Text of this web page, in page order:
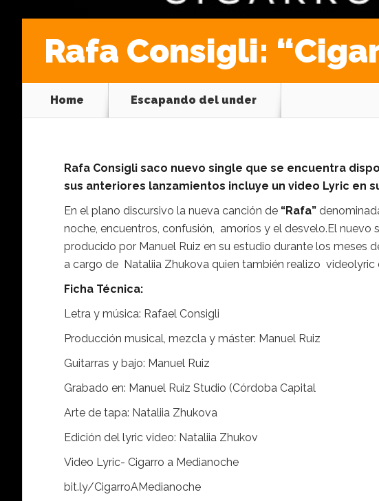
Rafa Consigli:
Home Escapando del under
Rafa Consigli saco nuevo single que se encuentra
sus anteriores lanzamientos incluye un video Lyric en
En el plano discursivo la nueva canción de “Rafa”
noche, encuentros, confusión, amoríos y el desvelo.El nuevo
producido por Manuel Ruiz en su estudio durante los meses
a cargo de Nataliia Zhukova quien también realizo videolyric
Ficha Técnica:
Letra y música: Rafael Consigli
Producción musical, mezcla y máster: Manuel Ruiz
Guitarras y bajo: Manuel Ruiz
Grabado en: Manuel Ruiz Studio (Córdoba Capital
Arte de tapa: Nataliia Zhukova
Edición del lyric video: Nataliia Zhukov
Video Lyric- Cigarro a Medianoche
bit.ly/CigarroAMedianoche